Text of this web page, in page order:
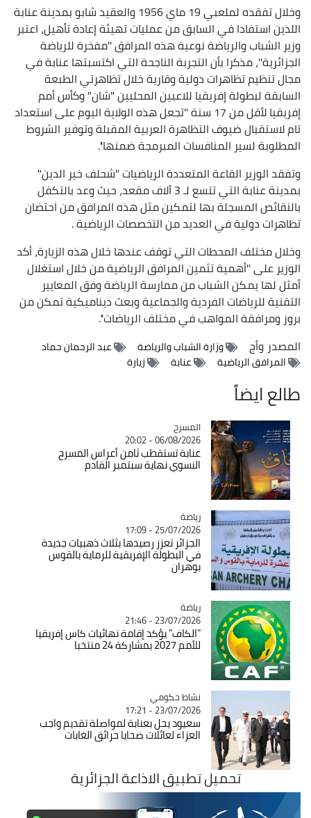
وخلال تفقده لملعبي 19 ماي 1956 والعقيد شابو بمدينة عنابة
اللذين استفادا في السابق من عمليات تهيئة إعادة تأهيل، اعتبر
وزير الشباب والرياضة نوعية هذه المرافق ''مفخرة للرياضة
الجزائرية''، مذكرا بأن التجربة الناجحة التي اكتسبتها عنابة في
مجال تنظيم تظاهرات دولية وقارية خلال تظاهرتي الطبعة
السابقة لبطولة إفريقيا للاعبين المحليين "شان" وكأس أمم
إفريقيا لأقل من 17 سنة ''تجعل هذه الولاية اليوم على استعداد
تام لاستقبال ضيوف التظاهرة العربية المقبلة وتوفير الشروط
المطلوبة لسير المنافسات المبرمجة ضمنها''.
وتفقد الوزير القاعة المتعددة الرياضيات "شحلف خير الدين"
بمدينة عنابة التي تتسع لـ 3 آلاف مقعد، حيث وعد بالتكفل
بالنقائص المسجلة بها لتمكين مثل هذه المرافق من احتضان
تظاهرات دولية في العديد من التخصصات الرياضية .
وخلال مختلف المحطات التي توقف عندها خلال هذه الزيارة، أكد
الوزير على ''أهمية تثمين المرافق الرياضية من خلال استغلال
أمثل لها يمكن الشباب من ممارسة الرياضة وفق المعايير
التقنية للرياضات الفردية والجماعية وبعث ديناميكية تمكن من
بروز ومرافقة المواهب في مختلف الرياضات''.
المصدروأج وزارة الشباب والرياضة
عبد الرحمان حماد
المرافق الرياضية
عنابة زيارة
طالع ايضاً
Catégorie
المسرح
06/08/2026 - 20:02
عنابة تستقطب ثامن أعراس المسرح
النسوي نهاية سبتمبر القادم
Catégorie
رياضة
25/07/2026 - 17:09
الجزائر تعزز رصيدها بثلاث ذهبيات جديدة
في البطولة الإفريقية للرماية بالقوس
بوهران
Catégorie
رياضة
23/07/2026 - 21:46
"الكاف" يؤكد إقامة نهائيات كاس إفريقيا
للأمم 2027 بمشاركة 24 منتخبا
Catégorie
نشاط حكومي
23/07/2026 - 17:21
سعيود يحل بعنابة لمواصلة تقديم واجب
العزاء لعائلات ضحايا حرائق الغابات
تحميل تطبيق الاذاعة الجزائرية